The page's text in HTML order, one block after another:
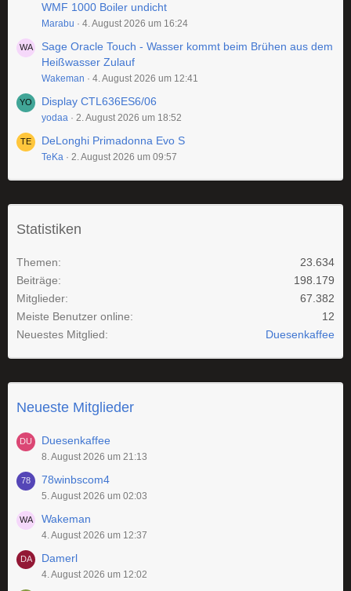
WMF 1000 Boiler undicht
Marabu 4. August 2026 um 16:24
Sage Oracle Touch - Wasser kommt beim Brühen aus dem
Heißwasser Zulauf
Wakeman 4. August 2026 um 12:41
Display CTL636ES6/06
yodaa 2. August 2026 um 18:52
DeLonghi Primadonna Evo S
TeKa 2. August 2026 um 09:57
Statistiken
Themen
23.634
Beiträge
198.179
Mitglieder
67.382
Meiste Benutzer online
12
Neuestes Mitglied
Duesenkaffee
Neueste Mitglieder
Duesenkaffee
8. August 2026 um 21:13
78winbscom4
5. August 2026 um 02:03
Wakeman
4. August 2026 um 12:37
Damerl
4. August 2026 um 12:02